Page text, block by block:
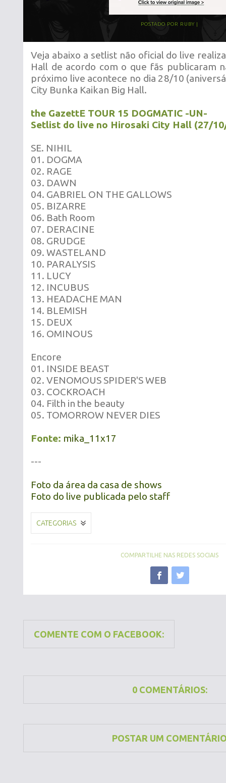
POSTADO POR RUBY
Veja abaixo a setlist não oficial do live
Hall de acordo com o que fãs publicaram
próximo live acontece no dia 28/10
City Bunka Kaikan Big Hall.
the GazettE TOUR 15 DOGMATIC -UN-
Setlist do live no Hirosaki City Hall (27/
SE. NIHIL
01. DOGMA
02. RAGE
03. DAWN
04. GABRIEL ON THE GALLOWS
05. BIZARRE
06. Bath Room
07. DERACINE
08. GRUDGE
09. WASTELAND
10. PARALYSIS
11. LUCY
12. INCUBUS
13. HEADACHE MAN
14. BLEMISH
15. DEUX
16. OMINOUS
Encore
01. INSIDE BEAST
02. VENOMOUS SPIDER'S WEB
03. COCKROACH
04. Filth in the beauty
05. TOMORROW NEVER DIES
Fonte: mika_11x17
---
Foto da área da casa de shows
Foto do live publicada pelo staff
CATEGORIAS
COMPARTILHE NAS REDES SOCIAIS
COMENTE COM O FACEBOOK:
0 COMENTÁRIOS:
POSTAR UM